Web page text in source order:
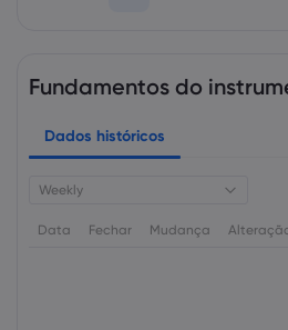
Fundamentos do
Dados históricos
Weekly
Data Fechar Mudança Alteração